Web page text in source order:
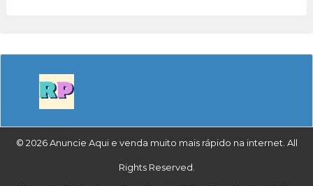
© 2026 Anuncie Aqui e venda muito mais rápido na internet. All
Rights Reserved.